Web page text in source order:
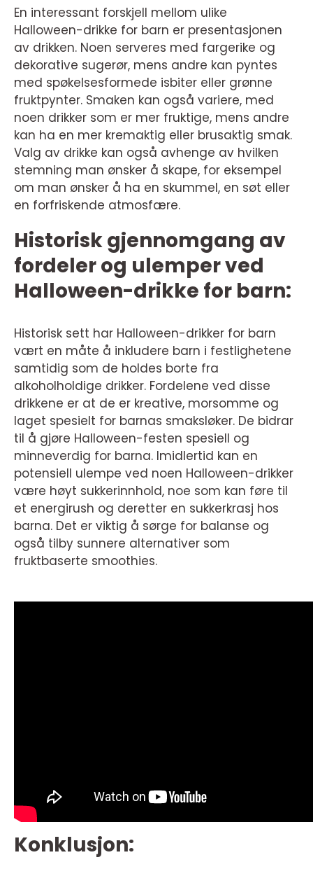
En interessant forskjell mellom ulike
Halloween-drikke for barn er presentasjonen
av drikken. Noen serveres med fargerike og
dekorative sugerør, mens andre kan pyntes
med spøkelsesformede isbiter eller grønne
fruktpynter. Smaken kan også variere, med
noen drikker som er mer fruktige, mens andre
kan ha en mer kremaktig eller brusaktig smak.
Valg av drikke kan også avhenge av hvilken
stemning man ønsker å skape, for eksempel
om man ønsker å ha en skummel, en søt eller
en forfriskende atmosfære.
Historisk gjennomgang av
fordeler og ulemper ved
Halloween-drikke for barn:
Historisk sett har Halloween-drikker for barn
vært en måte å inkludere barn i festlighetene
samtidig som de holdes borte fra
alkoholholdige drikker. Fordelene ved disse
drikkene er at de er kreative, morsomme og
laget spesielt for barnas smaksløker. De bidrar
til å gjøre Halloween-festen spesiell og
minneverdig for barna. Imidlertid kan en
potensiell ulempe ved noen Halloween-drikker
være høyt sukkerinnhold, noe som kan føre til
et energirush og deretter en sukkerkrasj hos
barna. Det er viktig å sørge for balanse og
også tilby sunnere alternativer som
fruktbaserte smoothies.
Konklusjon: